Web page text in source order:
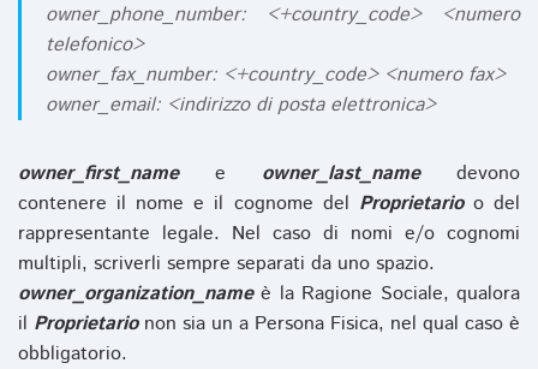
owner_phone_number: <+country_code> <numero
telefonico>
owner_fax_number: <+country_code> <numero fax>
owner_email: <indirizzo di posta elettronica>
owner_first_namee owner_last_namedevono
contenere il nome e il cognome del Proprietarioo del
rappresentante legale. Nel caso di nomi e/o cognomi
multipli, scriverli sempre separati da uno spazio.
owner_organization_nameè la Ragione Sociale, qualora
il Proprietarionon sia un a Persona Fisica, nel qual caso è
obbligatorio.